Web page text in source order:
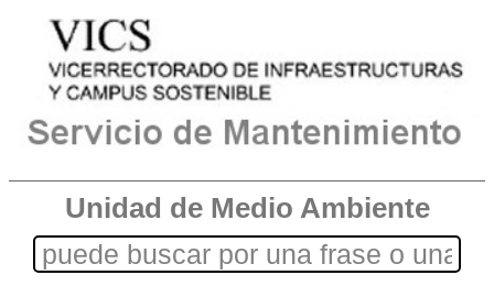
Unidad de Medio Ambiente